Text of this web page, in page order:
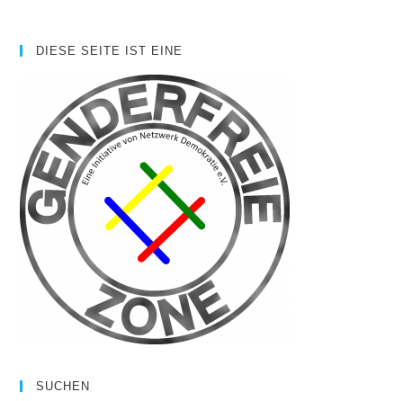
DIESE SEITE IST EINE
SUCHEN